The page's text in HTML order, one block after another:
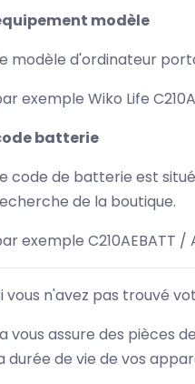
modèle
modèle d'ordinateur
exemple Wiko Life
batterie
code de batterie est
de la boutique.
exemple C210AEBATT
vous n'avez pas trouvé
vous assure des pièces
durée de vie de vos